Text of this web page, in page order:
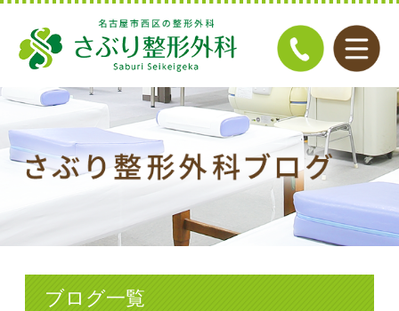
ブログ一覧